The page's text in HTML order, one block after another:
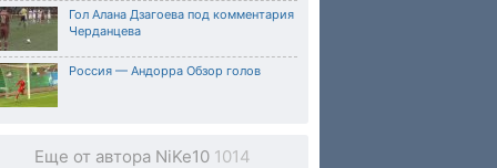
Гол Алана Дзагоева под комментария
Черданцева
Россия — Андорра Обзор голов
Еще от автора NiKe10 1014